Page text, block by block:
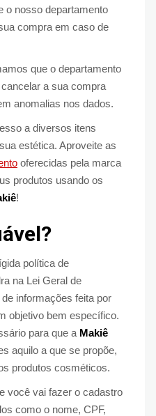
o nosso departamento
compra em caso de
que o departamento
a sua compra
anomalias nos dados.
a diversos itens
estética. Aproveite as
oferecidas pela marca
produtos usando os
!
política de
na Lei Geral de
informações feita por
objetivo bem específico.
para que a Makiê
aquilo a que se propõe,
produtos cosméticos.
você vai fazer o cadastro
como o nome, CPF,